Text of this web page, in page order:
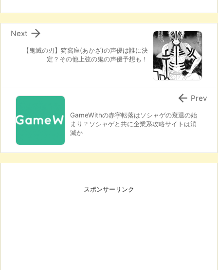
【鬼滅の刃】猗窩座(あかざ)の声優は誰に決
定？その他上弦の鬼の声優予想も！

Next
GameWithの赤字転落はソシャゲの衰退の始
まり？ソシャゲと共に企業系攻略サイトは消
滅か
 Prev
スポンサーリンク